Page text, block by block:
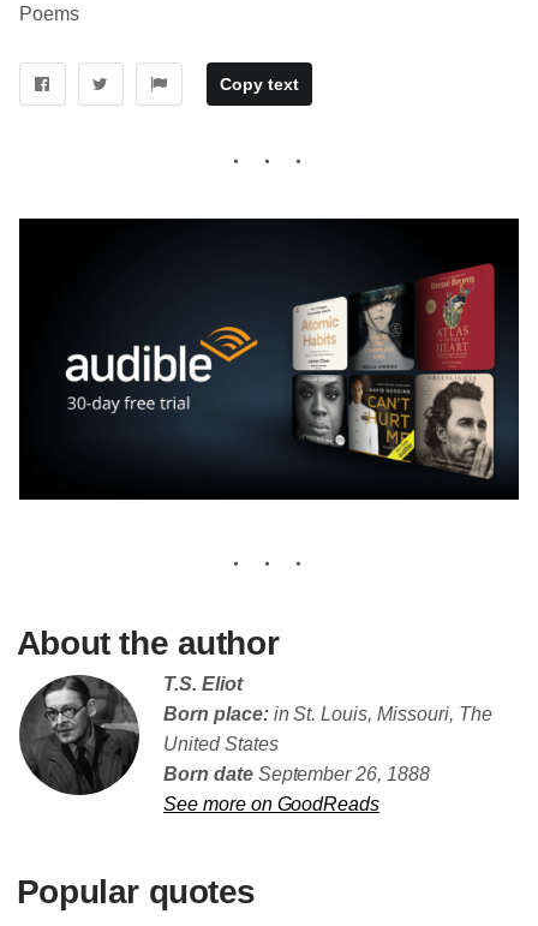
Poems
Copy text
About the author
T.S. Eliot
Born place:in St. Louis, Missouri, The
United States
Born dateSeptember 26, 1888
See more on GoodReads
Popular quotes